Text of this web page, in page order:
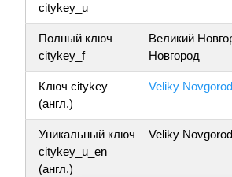
citykey_u
Полный ключ
citykey_f
Великий
Новгород
Ключ citykey
(англ.)
Veliky Novgorod
Уникальный ключ
citykey_u_en
(англ.)
Veliky Novgorod